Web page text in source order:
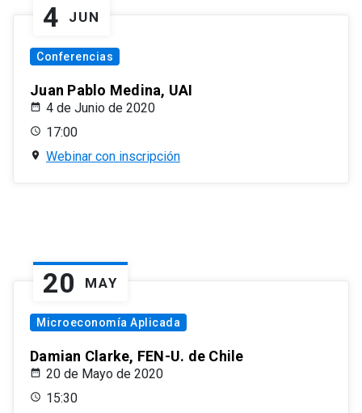
4 JUN
Conferencias
Juan Pablo Medina, UAI
4 de Junio de 2020
17:00
Webinar con inscripción
20 MAY
Microeconomía Aplicada
Damian Clarke, FEN-U. de Chile
20 de Mayo de 2020
15:30